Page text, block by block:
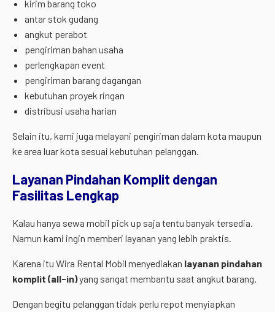
kirim barang toko
antar stok gudang
angkut perabot
pengiriman bahan usaha
perlengkapan event
pengiriman barang dagangan
kebutuhan proyek ringan
distribusi usaha harian
Selain itu, kami juga melayani pengiriman dalam kota maupun
ke area luar kota sesuai kebutuhan pelanggan.
Layanan Pindahan Komplit dengan
Fasilitas Lengkap
Kalau hanya sewa mobil pick up saja tentu banyak tersedia.
Namun kami ingin memberi layanan yang lebih praktis.
Karena itu Wira Rental Mobil menyediakan layanan pindahan
komplit (all-in)yang sangat membantu saat angkut barang.
Dengan begitu pelanggan tidak perlu repot menyiapkan